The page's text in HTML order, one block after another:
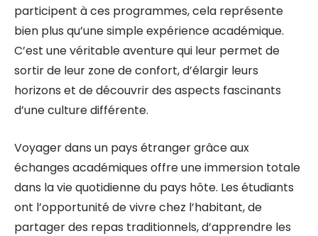
participent à ces programmes, cela représente
bien plus qu’une simple expérience académique.
C’est une véritable aventure qui leur permet de
sortir de leur zone de confort, d’élargir leurs
horizons et de découvrir des aspects fascinants
d’une culture différente.
Voyager dans un pays étranger grâce aux
échanges académiques offre une immersion totale
dans la vie quotidienne du pays hôte. Les étudiants
ont l’opportunité de vivre chez l’habitant, de
partager des repas traditionnels, d’apprendre les